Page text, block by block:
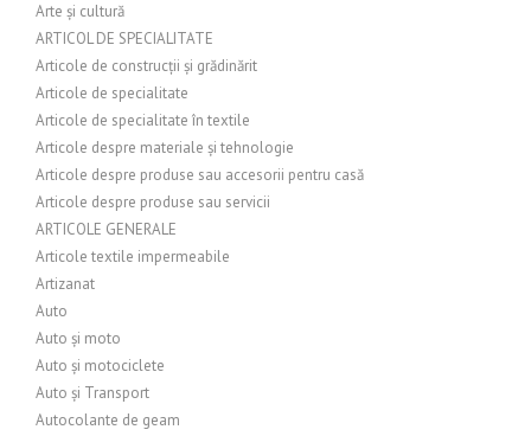
Arte și cultură
ARTICOL DE SPECIALITATE
Articole de construcții și grădinărit
Articole de specialitate
Articole de specialitate în textile
Articole despre materiale și tehnologie
Articole despre produse sau accesorii pentru casă
Articole despre produse sau servicii
ARTICOLE GENERALE
Articole textile impermeabile
Artizanat
Auto
Auto și moto
Auto și motociclete
Auto și Transport
Autocolante de geam